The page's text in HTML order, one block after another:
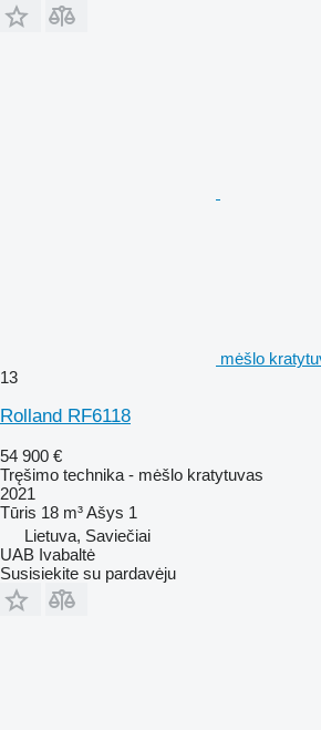
mėšlo
13
Rolland RF6118
54 900 €
Tręšimo technika - mėšlo kratytuvas
2021
Tūris 18 m³Ašys 1
Lietuva, Saviečiai
UAB Ivabaltė
Susisiekite su pardavėju